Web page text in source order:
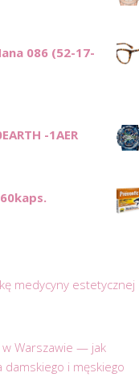
086 (52-17-
-1AER
medycyny estetycznej
Warszawie — jak
i męskiego